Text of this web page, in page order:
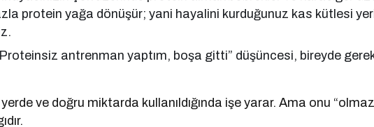
protein yağa dönüşür; yani hayalini kurduğunuz kas kütlesi
antrenman yaptım, boşa gitti” düşüncesi, bireyde
ve doğru miktarda kullanıldığında işe yarar. Ama onu